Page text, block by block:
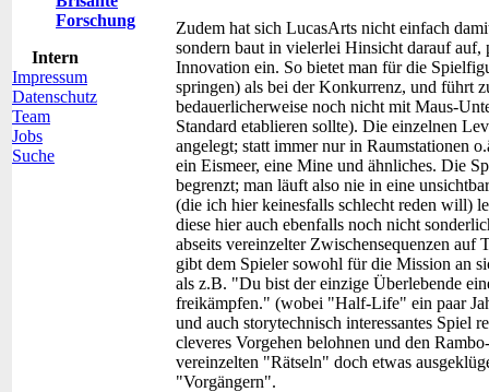
Forschung
Intern
Impressum
Datenschutz
Team
Jobs
Suche
Zudem hat sich LucasArts nicht einfach
sondern baut in vielerlei Hinsicht darauf auf,
Innovation ein. So bietet man für die
springen) als bei der Konkurrenz, und führt
bedauerlicherweise noch nicht mit Maus-
Standard etablieren sollte). Die einzelnen
angelegt; statt immer nur in Raumstationen
ein Eismeer, eine Mine und ähnliches. Die
begrenzt; man läuft also nie in eine
(die ich hier keinesfalls schlecht reden will)
diese hier auch ebenfalls noch nicht
abseits vereinzelter Zwischensequenzen
gibt dem Spieler sowohl für die Mission an
als z.B. "Du bist der einzige Überlebende
freikämpfen." (wobei "Half-Life" ein paar
und auch storytechnisch interessantes Spiel
cleveres Vorgehen belohnen und den
vereinzelten "Rätseln" doch etwas
"Vorgängern".